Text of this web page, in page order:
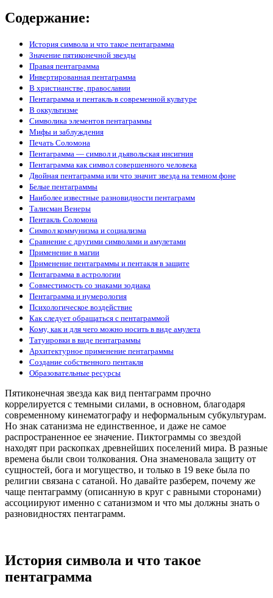
Содержание:
История символа и что такое пентаграмма
Значение пятиконечной звезды
Правая пентаграмма
Инвертированная пентаграмма
В христианстве, православии
Пентаграмма и пентакль в современной культуре
В оккультизме
Символика элементов пентаграммы
Мифы и заблуждения
Печать Соломона
Пентаграмма — символ и дьявольская инсигния
Пентаграмма как символ совершенного человека
Двойная пентаграмма или что значит звезда на темном фоне
Белые пентаграммы
Наиболее известные разновидности пентаграмм
Талисман Венеры
Пентакль Соломона
Символ коммунизма и социализма
Сравнение с другими символами и амулетами
Применение в магии
Применение пентаграммы и пентакля в защите
Пентаграмма в астрологии
Совместимость со знаками зодиака
Пентаграмма и нумерология
Психологическое воздействие
Как следует обращаться с пентаграммой
Кому, как и для чего можно носить в виде амулета
Татуировки в виде пентаграммы
Архитектурное применение пентаграммы
Создание собственного пентакля
Образовательные ресурсы
Пятиконечная звезда как вид пентаграмм прочно
коррелируется с темными силами, в основном, благодаря
современному кинематографу и неформальным субкультурам.
Но знак сатанизма не единственное, и даже не самое
распространенное ее значение. Пиктограммы со звездой
находят при раскопках древнейших поселений мира. В разные
времена были свои толкования. Она знаменовала защиту от
сущностей, бога и могущество, и только в 19 веке была по
религии связана с сатаной. Но давайте разберем, почему же
чаще пентаграмму (описанную в круг с равными сторонами)
ассоциируют именно с сатанизмом и что мы должны знать о
разновидностях пентаграмм.
История символа и что такое
пентаграмма